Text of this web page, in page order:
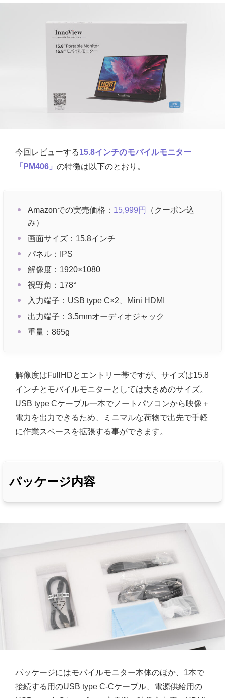
今回レビューする15.8インチのモバイルモニター
「PM406」 の特徴は以下のとおり。
Amazonでの実売価格： 15,999円
（クーポン込
み）
画面サイズ：15.8インチ
パネル：IPS
解像度：1920×1080
視野角：178°
入力端子：USB type C×2、Mini HDMI
出力端子：3.5mmオーディオジャック
重量：865g
解像度はFullHDとエントリー帯ですが、サイズは15.8
インチとモバイルモニターとしては大きめのサイズ。
USB type Cケーブル一本でノートパソコンから映像＋
電力を出力できるため、ミニマルな荷物で出先で手軽
に作業スペースを拡張する事ができます。
パッケージ内容
パッケージにはモバイルモニター本体のほか、1本で
接続する用のUSB type C-Cケーブル、電源供給用の